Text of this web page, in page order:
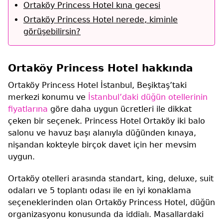
Ortaköy Princess Hotel kına gecesi
Ortaköy Princess Hotel nerede, kiminle
görüşebilirsin?
Ortaköy Princess Hotel hakkında
Ortaköy Princess Hotel İstanbul, Beşiktaş’taki
merkezi konumu ve İstanbul’daki düğün otellerinin
fiyatlarına göre daha uygun ücretleri ile dikkat
çeken bir seçenek. Princess Hotel Ortaköy iki balo
salonu ve havuz başı alanıyla düğünden kınaya,
nişandan kokteyle birçok davet için her mevsim
uygun.
Ortaköy otelleri arasında standart, king, deluxe, suit
odaları ve 5 toplantı odası ile en iyi konaklama
seçeneklerinden olan Ortaköy Princess Hotel, düğün
organizasyonu konusunda da iddialı. Masallardaki